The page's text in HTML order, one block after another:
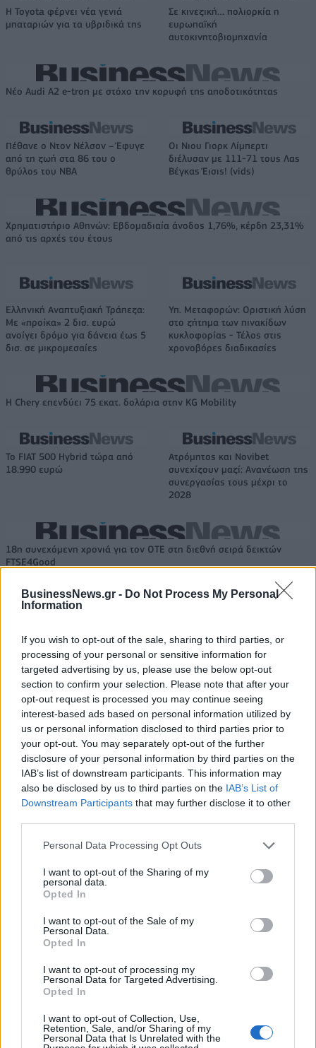
BusinessNews.gr - Do Not Process My Personal
Information
If you wish to opt-out of the sale, sharing to third parties, or
processing of your personal or sensitive information for
targeted advertising by us, please use the below opt-out
section to confirm your selection. Please note that after your
opt-out request is processed you may continue seeing
interest-based ads based on personal information utilized by
us or personal information disclosed to third parties prior to
your opt-out. You may separately opt-out of the further
disclosure of your personal information by third parties on the
IAB’s list of downstream participants. This information may
also be disclosed by us to third parties on the IAB’s List of
Downstream Participants that may further disclose it to other
Personal Data Processing Opt Outs
I want to opt-out of the Sharing of my
personal data.
Opted In
I want to opt-out of the Sale of my
Personal Data.
Opted In
I want to opt-out of processing my
Personal Data for Targeted Advertising.
Opted In
I want to opt-out of Collection, Use,
Retention, Sale, and/or Sharing of my
Personal Data that Is Unrelated with the
Η Toyota φέρνει νέα γενιά
μπαταριών για τα υβριδικά της
Σε κινεζική… πολιορκία η
ευρωπαϊκή
αυτοκινητοβιομηχανία
Νέο Audi A2 e-tron με στόχο την κορυφή της αποδοτικότητας
Πέθανε ο Ντον Νέλσον – Έφυγε
από τη ζωή στα 86 του ο
θρύλος του NBA
Οι Νιου Γιορκ Λίμπερτι
διέλυσαν με 111-71 τους Λας
Βέγκας Έισις! (vids)
Χρηματιστήριο Αθηνών: Εβδομαδιαία άνοδος 1,76%, κέρδη 23,31%
από τις αρχές του έτους
Ελληνική Αναπτυξιακή Τράπεζα:
Με «προίκα» 2 δισ. ευρώ
ανοίγει δρόμο για δάνεια έως 5
δισ. σε μικρομεσαίες
Υπ. Μεταφορών: Οριστική λύση
στο ζήτημα των πινακίδων
κυκλοφορίας - Τέλος στις
χρονοβόρες διαδικασίες
Η Chery επενδύει 75 εκατ. δολάρια στην KG Mobility
Το FIAT 500 Hybrid τώρα από
18.990 ευρώ
Ατρόμητος και Novibet
συνεχίζουν μαζί: Ανανέωση της
συνεργασίας τους μέχρι το
2028
18η συνεχόμενη χρονιά για τον ΟΤΕ στη διεθνή σειρά δεικτών
FTSE4Good
ΠΕΡΙΣΣΌΤΕΡΑ ΣΕ ΑΥΤΉ ΤΗΝ ΚΑΤΗΓΟΡΊΑ
Ίντεργουντ - Ξυλεμπορία:
διευθυντής
22/10/2025 - 14:37
Εφραίμογλου (ΕΒΕΑ): Η
καινοτομία δεν ευδοκιμεί
συνεργατικό οικοσύστημα
24/10/2025 - 09:42